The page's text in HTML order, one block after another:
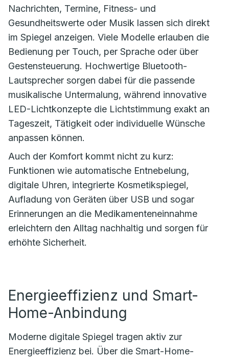
Nachrichten, Termine, Fitness- und
Gesundheitswerte oder Musik lassen sich direkt
im Spiegel anzeigen. Viele Modelle erlauben die
Bedienung per Touch, per Sprache oder über
Gestensteuerung. Hochwertige Bluetooth-
Lautsprecher sorgen dabei für die passende
musikalische Untermalung, während innovative
LED-Lichtkonzepte die Lichtstimmung exakt an
Tageszeit, Tätigkeit oder individuelle Wünsche
anpassen können.
Auch der Komfort kommt nicht zu kurz:
Funktionen wie automatische Entnebelung,
digitale Uhren, integrierte Kosmetikspiegel,
Aufladung von Geräten über USB und sogar
Erinnerungen an die Medikamenteneinnahme
erleichtern den Alltag nachhaltig und sorgen für
erhöhte Sicherheit.
Energieeffizienz und Smart-
Home-Anbindung
Moderne digitale Spiegel tragen aktiv zur
Energieeffizienz bei. Über die Smart-Home-